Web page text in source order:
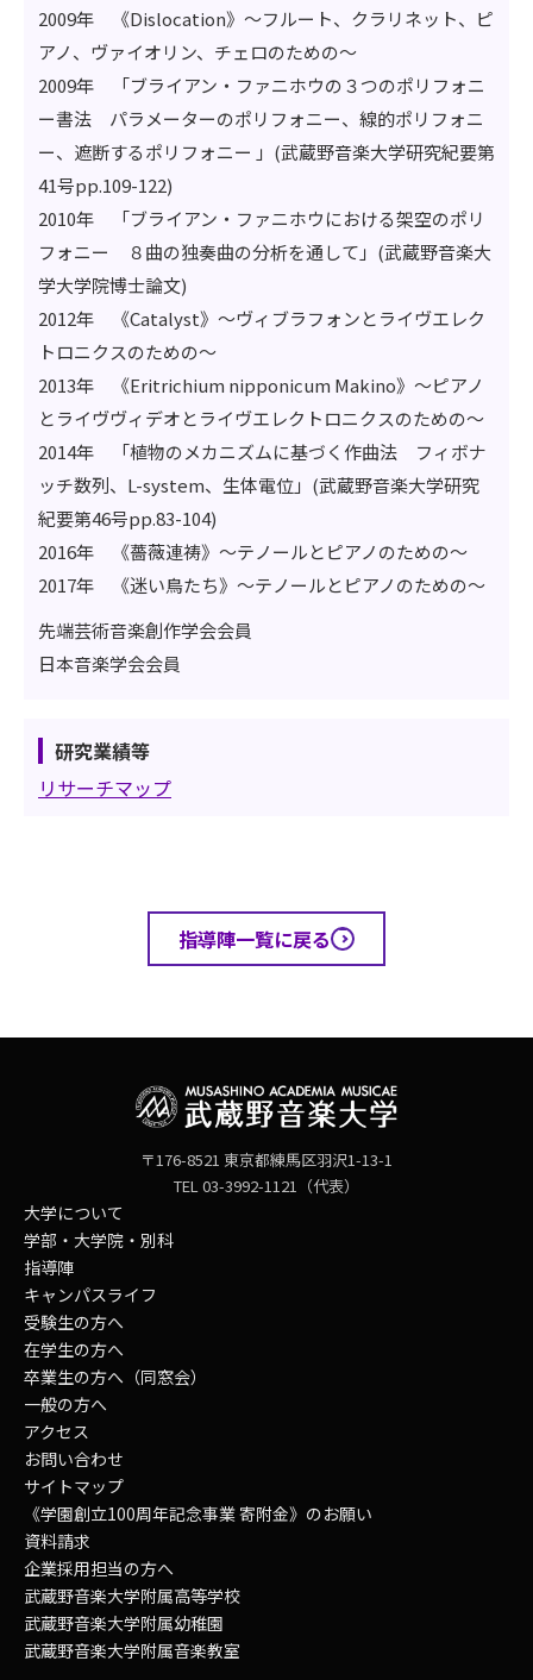
2009年 《Dislocation》～フルート、クラリネット、ピ
アノ、ヴァイオリン、チェロのための～
2009年 「ブライアン・ファニホウの３つのポリフォニ
ー書法 パラメーターのポリフォニー、線的ポリフォニ
ー、遮断するポリフォニー 」(武蔵野音楽大学研究紀要第
41号pp.109-122)
2010年 「ブライアン・ファニホウにおける架空のポリ
フォニー ８曲の独奏曲の分析を通して」(武蔵野音楽大
学大学院博士論文)
2012年 《Catalyst》～ヴィブラフォンとライヴエレク
トロニクスのための～
2013年 《Eritrichium nipponicum Makino》～ピアノ
とライヴヴィデオとライヴエレクトロニクスのための～
2014年 「植物のメカニズムに基づく作曲法 フィボナ
ッチ数列、L-system、生体電位」(武蔵野音楽大学研究
紀要第46号pp.83-104)
2016年 《薔薇連祷》～テノールとピアノのための～
2017年 《迷い鳥たち》～テノールとピアノのための～
先端芸術音楽創作学会会員
日本音楽学会会員
研究業績等
リサーチマップ
指導陣一覧に戻る
〒176-8521 東京都練馬区羽沢1-13-1
TEL 03-3992-1121（代表）
大学について
学部・大学院・別科
指導陣
キャンパスライフ
受験生の方へ
在学生の方へ
卒業生の方へ（同窓会）
一般の方へ
アクセス
お問い合わせ
サイトマップ
《学園創立100周年記念事業 寄附金》のお願い
資料請求
企業採用担当の方へ
武蔵野音楽大学附属高等学校
武蔵野音楽大学附属幼稚園
武蔵野音楽大学附属音楽教室